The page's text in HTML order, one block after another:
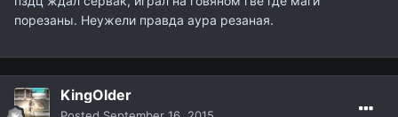
порезаны. Неужели правда аура резаная.
KingOlder